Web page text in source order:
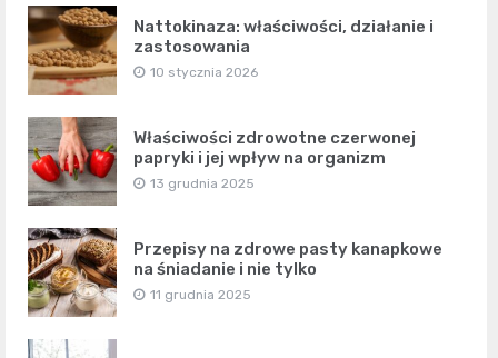
Nattokinaza: właściwości, działanie i
zastosowania
10 stycznia 2026
Właściwości zdrowotne czerwonej
papryki i jej wpływ na organizm
13 grudnia 2025
Przepisy na zdrowe pasty kanapkowe
na śniadanie i nie tylko
11 grudnia 2025